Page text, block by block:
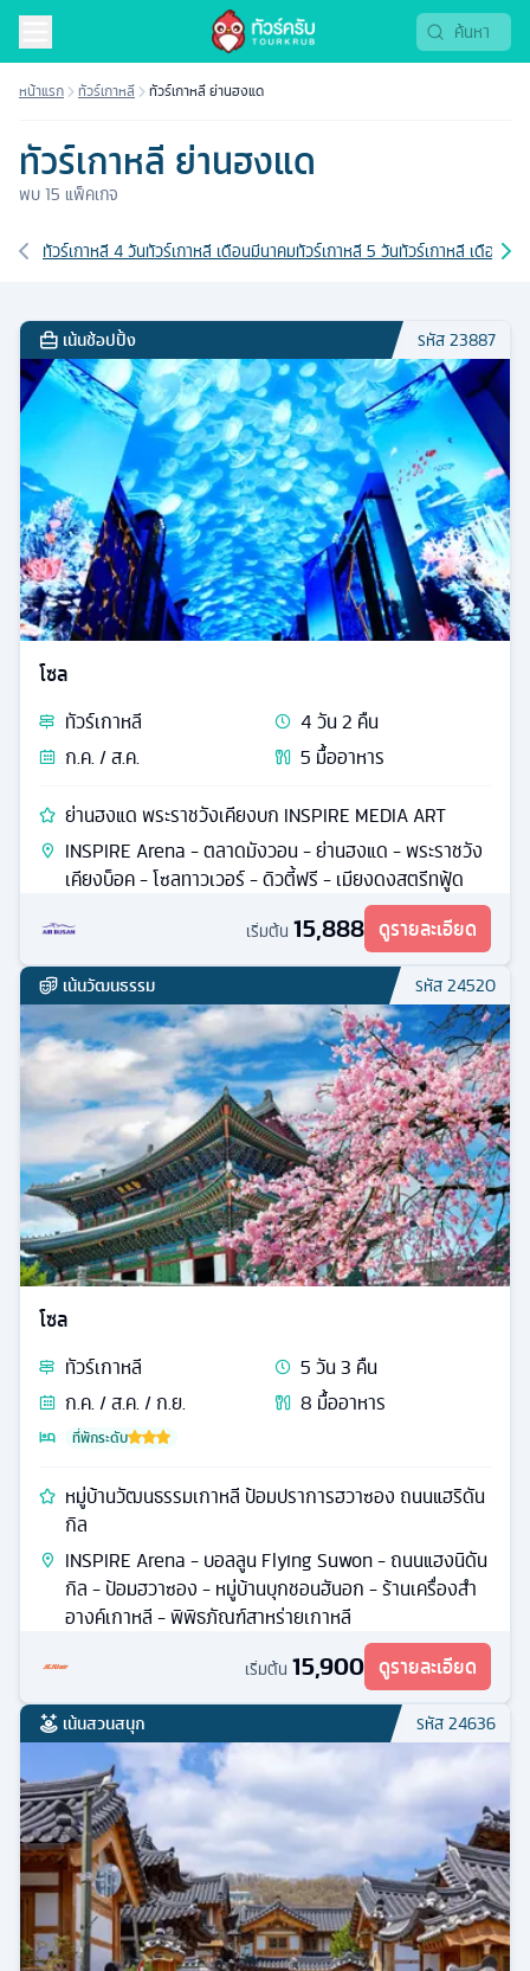
หน้าแรก ทัวร์เกาหลี ทัวร์เกาหลี ย่านฮงแด
ทัวร์เกาหลี ย่านฮงแด
พบ15 แพ็คเกจ
เส้นทางที่เกี่ยวข้อง
ทัวร์เกาหลี 4 วันทัวร์เกาหลี เดือนมีนาคมทัวร์เกาหลี 5 วันทัวร์เกาหลี เดือนกุ
เน้นช้อปปิ้ง รหัส23887
โซล
ทัวร์เกาหลี 4วัน2 คืน
ก.ค. / ส.ค.
5 มื้ออาหาร
ย่านฮงแด พระราชวังเคียงบก INSPIRE MEDIA ART
INSPIRE Arena - ตลาดมังวอน - ย่านฮงแด - พระราชวัง
เคียงบ็อค - โซลทาวเวอร์ - ดิวตี้ฟรี - เมียงดงสตรีทฟู้ด
เริ่มต้น 15,888 ดูรายละเอียด
เน้นวัฒนธรรม รหัส24520
โซล
ทัวร์เกาหลี 5วัน3 คืน
ก.ค. / ส.ค. / ก.ย.
8 มื้ออาหาร
ที่พักระดับ
หมู่บ้านวัฒนธรรมเกาหลี ป้อมปราการฮวาซอง ถนนแฮริดัน
กิล
INSPIRE Arena - บอลลูน Flying Suwon - ถนนแฮงนิดัน
กิล - ป้อมฮวาซอง - หมู่บ้านบุกชอนฮันอก - ร้านเครื่องสำ
อางค์เกาหลี - พิพิธภัณฑ์สาหร่ายเกาหลี
เริ่มต้น 15,900 ดูรายละเอียด
เน้นสวนสนุก รหัส24636